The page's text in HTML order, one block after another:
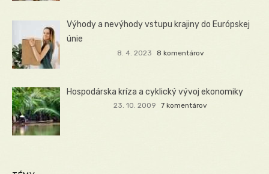
Výhody a nevýhody vstupu krajiny do Európskej
únie
8. 4. 2023 8 komentárov
Hospodárska kríza a cyklický vývoj ekonomiky
23. 10. 2009 7 komentárov